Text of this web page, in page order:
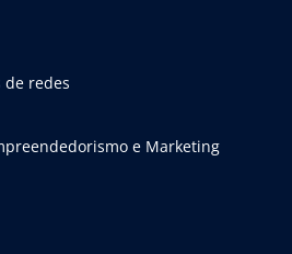
de redes
e Marketing